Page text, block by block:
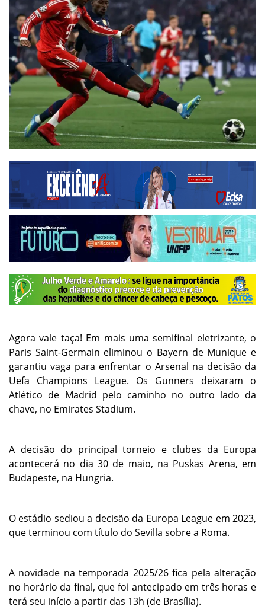
Agora vale taça! Em mais uma semifinal eletrizante, o
Paris Saint-Germain eliminou o Bayern de Munique e
garantiu vaga para enfrentar o Arsenal na decisão da
Uefa Champions League. Os Gunners deixaram o
Atlético de Madrid pelo caminho no outro lado da
chave, no Emirates Stadium.
A decisão do principal torneio e clubes da Europa
acontecerá no dia 30 de maio, na Puskas Arena, em
Budapeste, na Hungria.
O estádio sediou a decisão da Europa League em 2023,
que terminou com título do Sevilla sobre a Roma.
A novidade na temporada 2025/26 fica pela alteração
no horário da final, que foi antecipado em três horas e
terá seu início a partir das 13h (de Brasília).